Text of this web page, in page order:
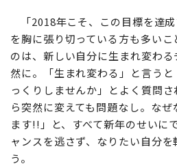
「2018年こそ、この目標を達
を胸に張り切っている方も多いこ
のは、新しい自分に生まれ変わ
然に。「生まれ変わる」と言う
っくりしませんか」とよく質問
ら突然に変えても問題なし。な
ます!!」と、すべて新年のせいに
ャンスを逃さず、なりたい自分
う。